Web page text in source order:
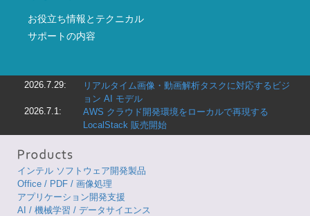
体験版のダウンロード
お役立ち情報とテクニカル
サポートの内容
2026.7.29:
ョン AI モデル
2026.7.1:
AWS クラウド開発環境をローカルで再現する
LocalStack 販売開始